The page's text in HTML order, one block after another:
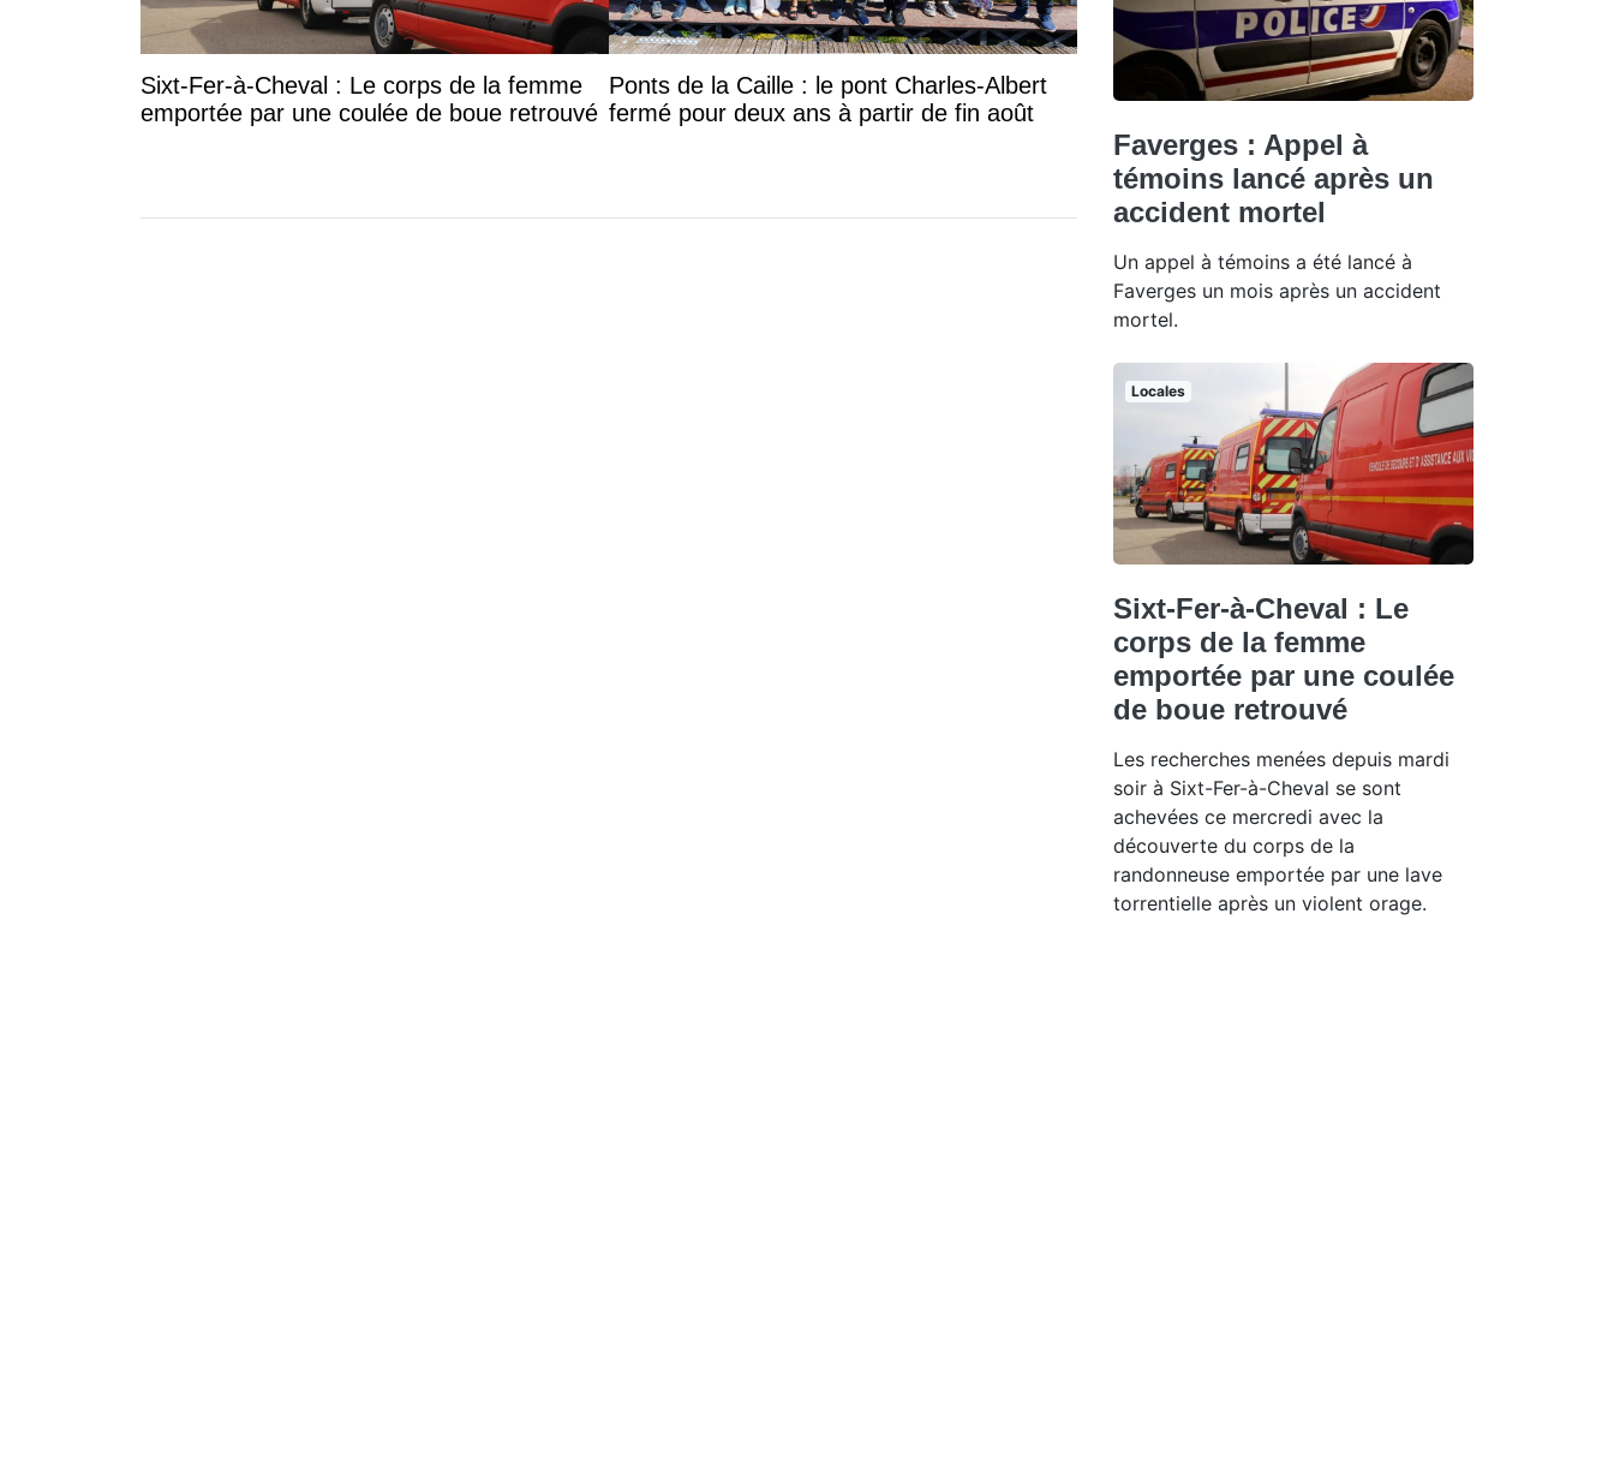
Sixt-Fer-à-Cheval : Le corps de la femme
emportée par une coulée de boue retrouvé
Ponts de la Caille : le pont Charles-Albert
fermé pour deux ans à partir de fin août
Faverges : Appel à
témoins lancé après un
accident mortel
Un appel à témoins a été lancé à
Faverges un mois après un accident
mortel.
Locales
Sixt-Fer-à-Cheval : Le
corps de la femme
emportée par une coulée
de boue retrouvé
Les recherches menées depuis mardi
soir à Sixt-Fer-à-Cheval se sont
achevées ce mercredi avec la
découverte du corps de la
randonneuse emportée par une lave
torrentielle après un violent orage.